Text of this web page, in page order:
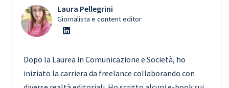
Laura Pellegrini
Giornalista e content editor
Dopo la Laurea in Comunicazione e Società, ho
iniziato la carriera da freelance collaborando con